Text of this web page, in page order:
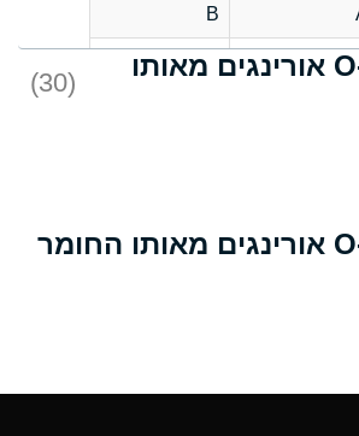
B
D
עוד O-Ring אורינגים מאותו
(30)